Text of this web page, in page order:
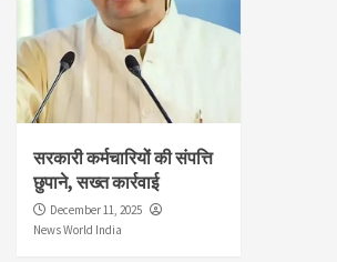
सरकारी कर्मचारियों की संपत्ति
छुपाने, सख्त कार्रवाई
December 11, 2025
News World India